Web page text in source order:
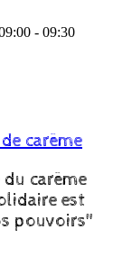
- 09:30
carême
carême
est
pouvoirs"